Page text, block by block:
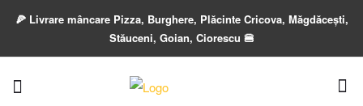
🍕 Livrare mâncare Pizza, Burghere, Plăcinte Cricova, Măgdăcești,
Stăuceni, Goian, Ciorescu 🍔